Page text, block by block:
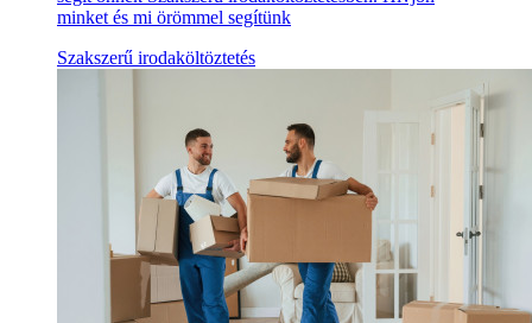
minket és mi örömmel segítünk
Szakszerű irodaköltöztetés